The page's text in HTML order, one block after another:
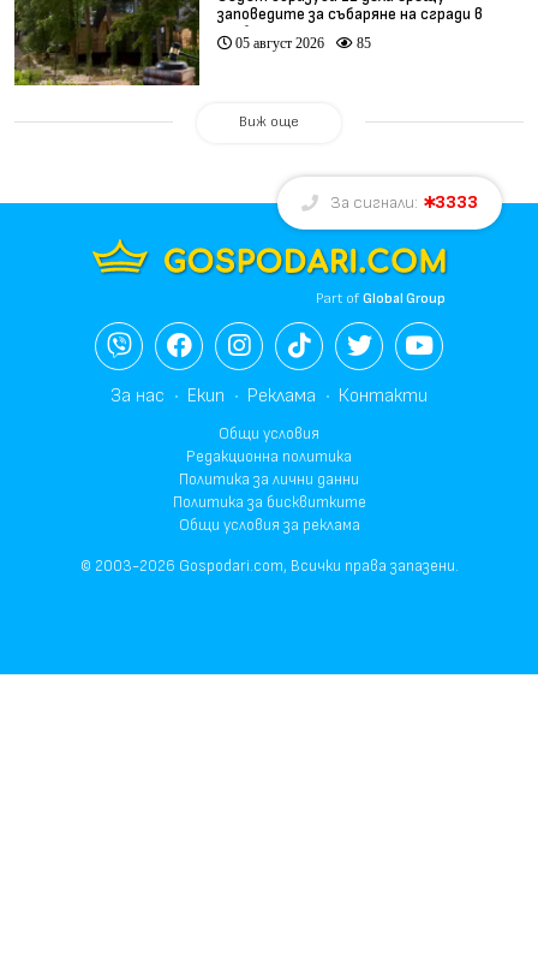
заповедите за събаряне на сгради в
„Баба Алино“
05 август 2026 85
Виж още
За сигнали: 3333
Part ofGlobal Group
За нас Екип Реклама Контакти
Общи условия
Редакционна политика
Политика за лични данни
Политика за бисквитките
Общи условия за реклама
© 2003-2026 Gospodari.com, Всички права запазени.